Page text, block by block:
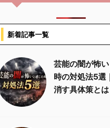
新着記事一覧
芸能の闇が怖
時の対処法5選
消す具体策とは